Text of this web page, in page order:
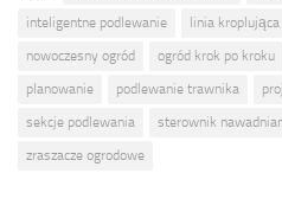
inteligentne podlewanie
linia kroplująca
nowoczesny ogród
ogród krok po kroku
planowanie
podlewanie trawnika
sekcje podlewania
sterownik
zraszacze ogrodowe